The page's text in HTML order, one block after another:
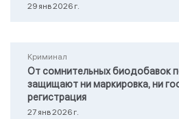
29 янв 2026 г.
Криминал
От сомнительных биодобавок
защищают ни маркировка, ни
регистрация
27 янв 2026 г.